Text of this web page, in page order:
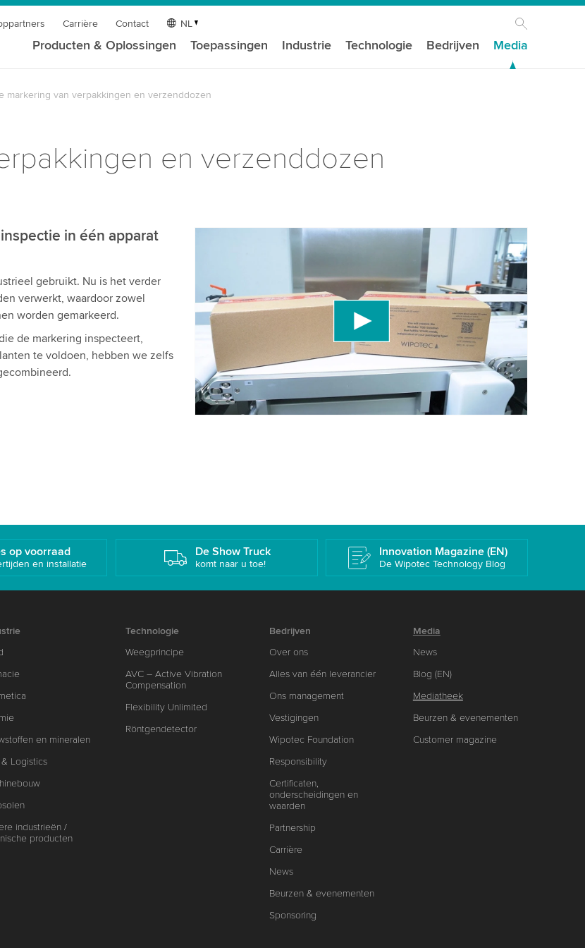
Carrière Contact NL
Producten & Oplossingen Toepassingen Industrie Technologie Bedrijven Media
markering van verpakkingen en verzenddozen
en verzenddozen
We hebben uw toestemming nodig om de YouTube-
We gebruiken een service van derden om videocontent in
te sluiten die gegevens over uw activiteit kan verzamelen.
Gelieve de details te bekijken en de service te accepteren
om deze video te bekijken.
Accepteren
in één apparat
gebruikt. Nu is het verder
verwerkt, waardoor zowel
worden gemarkeerd.
de markering inspecteert,
te voldoen, hebben we zelfs
op voorraad
en installatie
De Show Truck
komt naar u toe!
Innovation Magazine (EN)
De Wipotec Technology Blog
en mineralen
Logistics
industrieën /
producten
Technologie
Weegprincipe
AVC – Active Vibration
Compensation
Flexibility Unlimited
Röntgendetector
Bedrijven
Over ons
Alles van één leverancier
Ons management
Vestigingen
Wipotec Foundation
Responsibility
Certificaten,
onderscheidingen en
waarden
Partnership
Carrière
News
Beurzen & evenementen
Sponsoring
Media
News
Blog (EN)
Mediatheek
Beurzen & evenementen
Customer magazine